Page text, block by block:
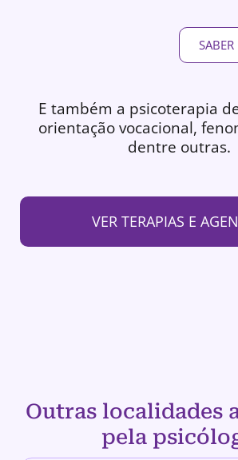
E também a psicoterapia
orientação vocacional,
dentre outras.
VER TERAPIAS E
Outras localidades
pela